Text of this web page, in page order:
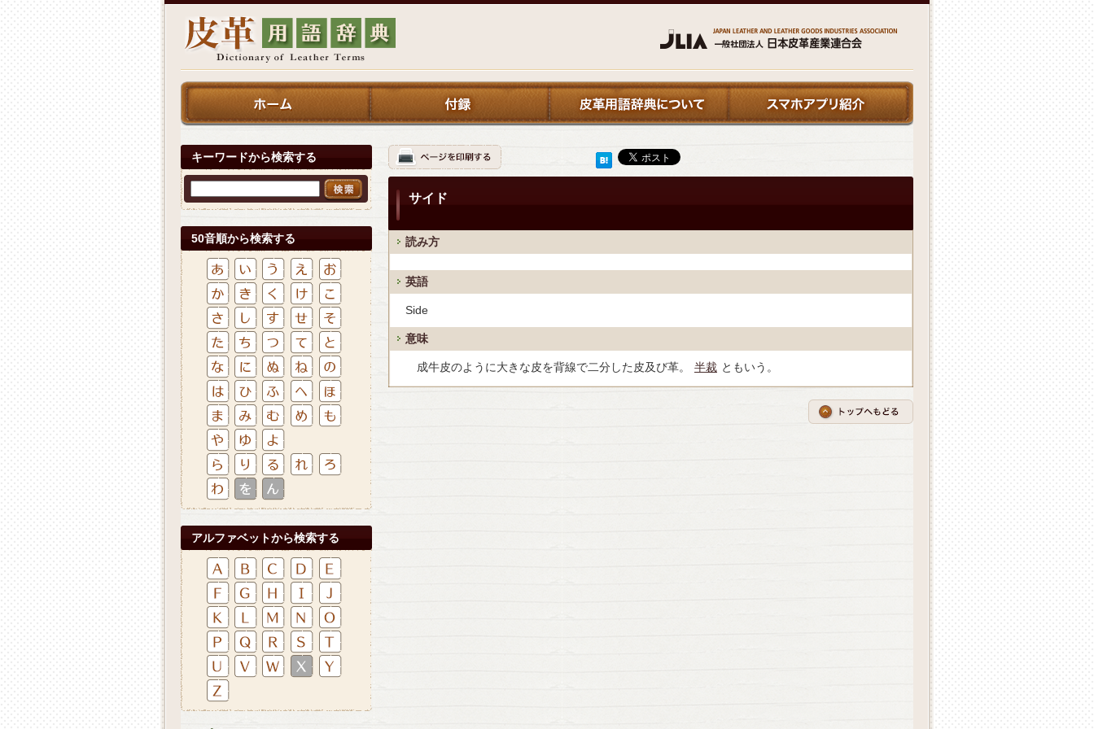
キーワードから検索する
50音順から検索する
アルファベットから検索する
サイド
読み方
英語
Side
意味
成牛皮のように大きな皮を背線で二分した皮及び革。 半裁 ともいう。